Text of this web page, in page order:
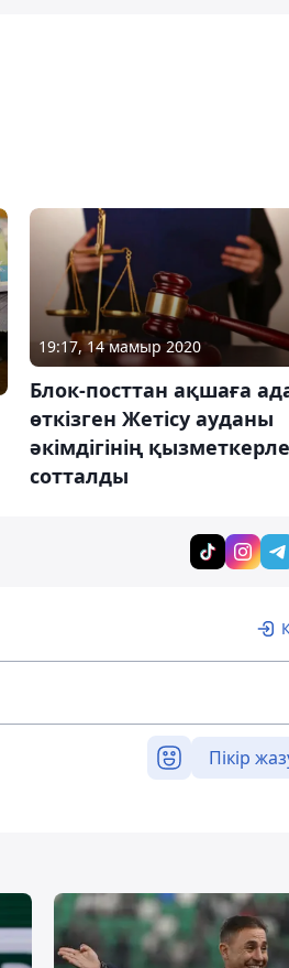
19:17, 14 мамыр 2020
Блок-посттан ақшаға
өткізген Жетісу ауданы
әкімдігінің
сотталды
Пікір